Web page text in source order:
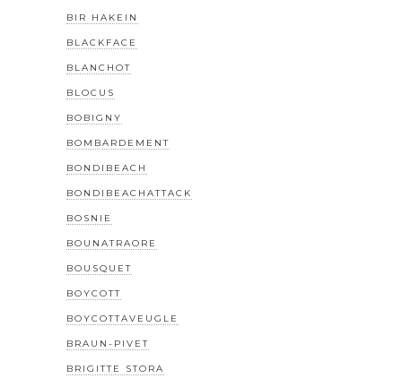
BIR HAKEIN
BLACKFACE
BLANCHOT
BLOCUS
BOBIGNY
BOMBARDEMENT
BONDIBEACH
BONDIBEACHATTACK
BOSNIE
BOUNATRAORE
BOUSQUET
BOYCOTT
BOYCOTTAVEUGLE
BRAUN-PIVET
BRIGITTE STORA